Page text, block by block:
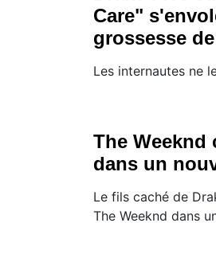
Care"
grossesse
Les internautes ne
The Weeknd
dans un
Le fils caché de
The Weeknd dans